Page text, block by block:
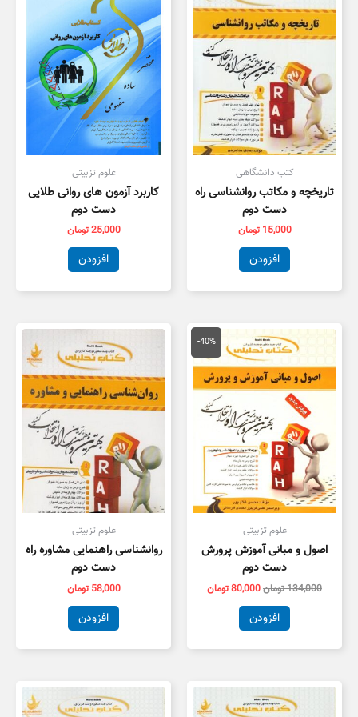
کتب دانشگاهی
تاریخچه و مکاتب روانشناسی راه
دست دوم
15,000 تومان
افزودن
علوم تزبیتی
کاربرد آزمون های روانی طلایی
دست دوم
25,000تومان
افزودن
-40%
علوم تزبیتی
اصول و مبانی آموزش پرورش
دست دوم
134,000تومان
قیمت
اصلی
134,000 تومان
بود.
80,000تومان
قیمت
فعلی
است.
افزودن
علوم تزبیتی
روانشناسی راهنمایی مشاوره راه
دست دوم
58,000 تومان
افزودن